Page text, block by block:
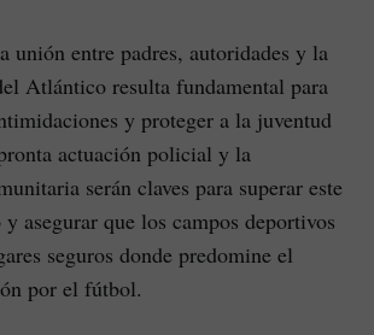
unión entre padres, autoridades y la
Atlántico resulta fundamental para
y proteger a la juventud
actuación policial y la
serán claves para superar este
asegurar que los campos deportivos
seguros donde predomine el
por el fútbol.